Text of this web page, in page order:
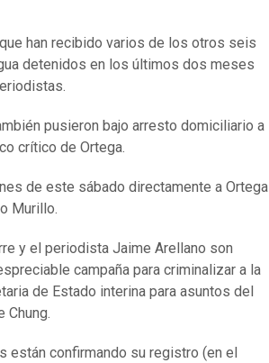
han recibido varios de los otros seis
detenidos en los últimos dos meses
pusieron bajo arresto domiciliario a
crítico de Ortega.
de este sábado directamente a Ortega
Murillo.
y el periodista Jaime Arellano son
campaña para criminalizar a la
de Estado interina para asuntos del
Chung.
están confirmando su registro (en el